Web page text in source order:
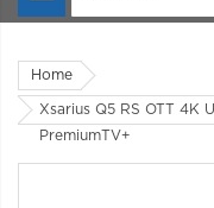
Home
Xsarius Q5 RS OTT 4K
PremiumTV+